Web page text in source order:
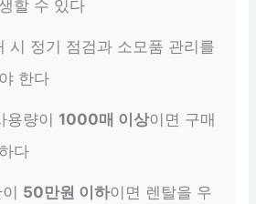
할 수 있다
시 정기 점검과 소모품 관리를
한다
용량이 1000매 이상이면 구매
다
50만원 이하이면 렌탈을 우